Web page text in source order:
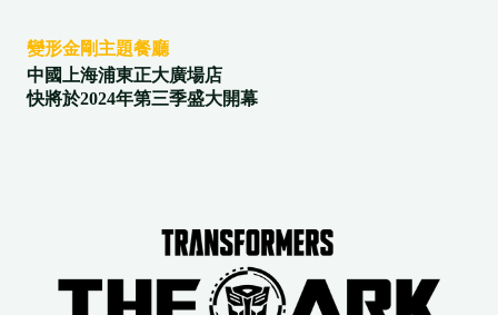
變形金剛主題餐廳
中國上海浦東正大廣場店
快將於2024年第三季盛大開幕